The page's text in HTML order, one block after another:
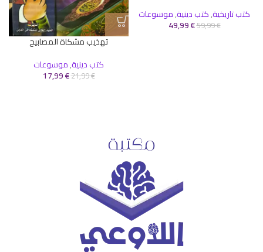
كتب تاريخية,كتب دينية,موسوعات
59,99€
49,99€
تهذيب مشكاة المصابيح
كتب دينية,موسوعات
21,99€
17,99€